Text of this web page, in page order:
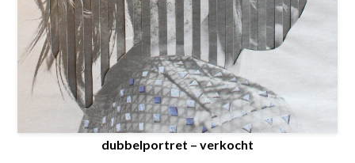
dubbelportret – verkocht